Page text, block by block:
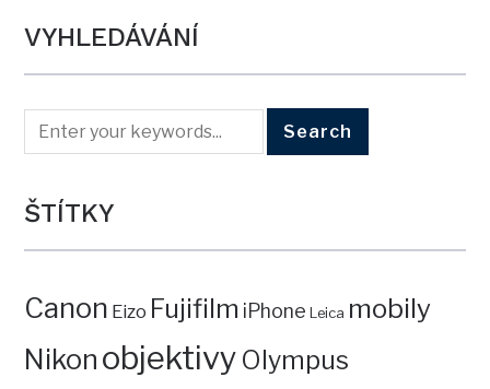
VYHLEDÁVÁNÍ
ŠTÍTKY
Canon Eizo Fujifilm iPhone Leica mobily
Nikon objektivy Olympus